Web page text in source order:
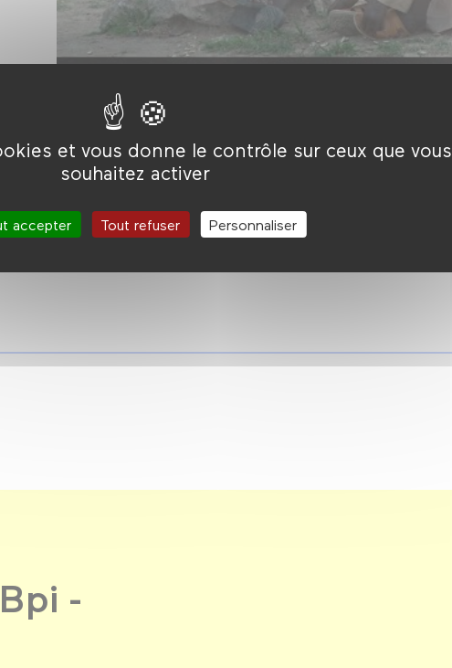
et vous donne le contrôle sur ceux que vous
souhaitez activer
accepter Tout refuser Personnaliser
The Last Tribe in Chinasamedi 7 juin à 20h30
Le Retour du projectionnistedimanche 8 juin à 18h
-